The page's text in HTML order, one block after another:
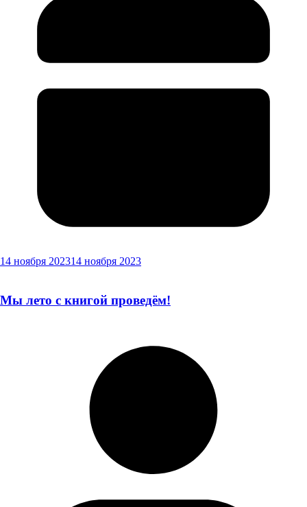
14 ноября 202314 ноября 2023
Мы лето с книгой проведём!